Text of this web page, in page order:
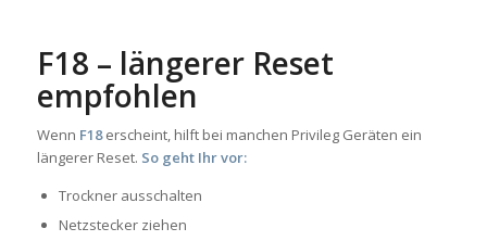
F18 – längerer Reset
empfohlen
Wenn F18erscheint, hilft bei manchen Privileg Geräten ein
längerer Reset. So geht Ihr vor:
Trockner ausschalten
Netzstecker ziehen